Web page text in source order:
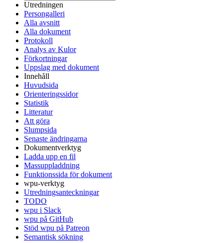
Utredningen
Persongalleri
Alla avsnitt
Alla dokument
Protokoll
Analys av Kulor
Förkortningar
Uppslag med dokument
Innehåll
Huvudsida
Orienteringssidor
Statistik
Litteratur
Att göra
Slumpsida
Senaste ändringarna
Dokumentverktyg
Ladda upp en fil
Massuppladdning
Funktionssida för dokument
wpu-verktyg
Utredningsanteckningar
TODO
wpu i Slack
wpu på GitHub
Stöd wpu på Patreon
Semantisk sökning